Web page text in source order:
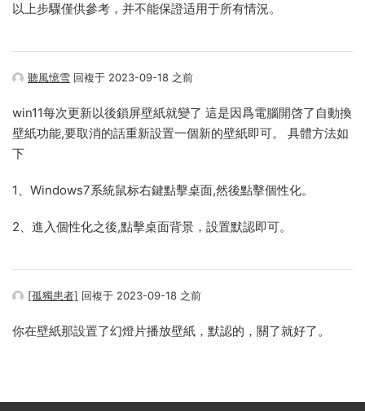
以上步驟僅供參考，并不能保證适用于所有情況。
聽風憶雪 回複于 2023-09-18 之前
win11每次更新以後鎖屏壁紙就變了 這是因爲電腦開啓了自動換
壁紙功能,要取消的話重新設置一個新的壁紙即可。 具體方法如
下
1、Windows7系統鼠标右鍵點擊桌面,然後點擊個性化。
2、進入個性化之後,點擊桌面背景，設置默認即可。
[孤獨患者] 回複于 2023-09-18 之前
你在壁紙那設置了幻燈片播放壁紙，默認的，關了就好了。